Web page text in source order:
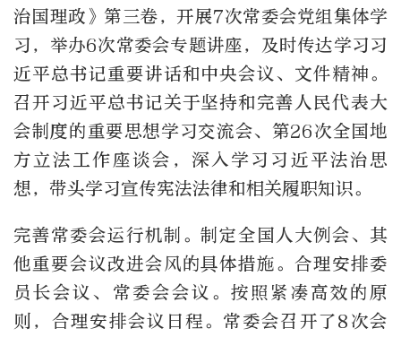
治国理政》第三卷，开展7次常委会党组集体学
习，举办6次常委会专题讲座，及时传达学习习
近平总书记重要讲话和中央会议、文件精神。
召开习近平总书记关于坚持和完善人民代表大
会制度的重要思想学习交流会、第26次全国地
方立法工作座谈会，深入学习习近平法治思
想，带头学习宣传宪法法律和相关履职知识。
完善常委会运行机制。制定全国人大例会、其
他重要会议改进会风的具体措施。合理安排委
员长会议、常委会会议。按照紧凑高效的原
则，合理安排会议日程。常委会召开了8次会